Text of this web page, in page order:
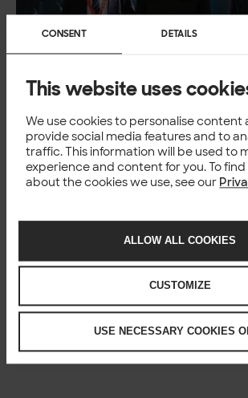
CONSENT DETAILS
This website uses
We use cookies to personalise content
provide social media features and to
traffic. This information will be used to
experience and content for you. To
about the cookies we use, see our
ALLOW ALL COOKIES
CUSTOMIZE
USE NECESSARY COOKIES
divisioona, Patria, Markku Hassinen,
apulaispäällikkö, Kontra-amiraali ja Ossi
toimitusjohtaja, Solita
Lisätietoja
Solita, Lauri Hyry, asiakkuusjohtaja,
Patria, Mikko Viitaniemi, SVP,
mikko.viitaniemi@patriagroup.com